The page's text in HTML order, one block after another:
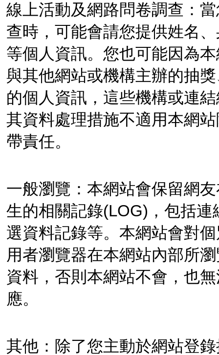
線上活動及網路問卷調查：
查時，可能會請您提供姓名
等個人資訊。您也可能因為
與其他網站或機構主辦的抽
的個人資訊，這些機構或連
其資料處理措施不適用本網
帶責任。
一般瀏覽：本網站會保留網
生的相關記錄(LOG)，包括
選資料記錄等。本網站會對
用者瀏覽器在本網站內部所
資料，否則本網站不會，也
應。
其他：除了您主動於網站登